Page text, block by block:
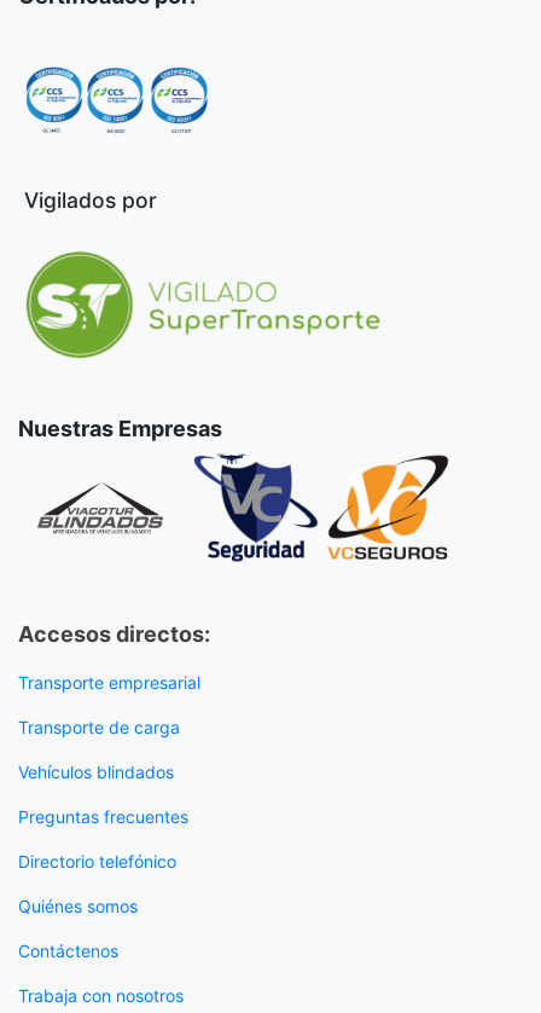
Vigilados por
Nuestras Empresas
Accesos directos:
Transporte empresarial
Transporte de carga
Vehículos blindados
Preguntas frecuentes
Directorio telefónico
Quiénes somos
Contáctenos
Trabaja con nosotros